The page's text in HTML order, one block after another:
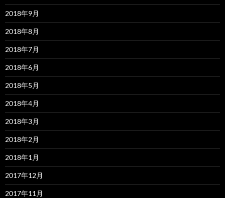
2018年9月
2018年8月
2018年7月
2018年6月
2018年5月
2018年4月
2018年3月
2018年2月
2018年1月
2017年12月
2017年11月